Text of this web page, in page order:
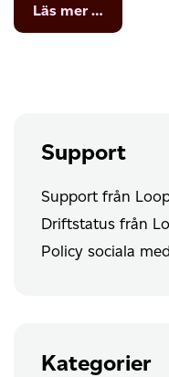
Läs mer …
E-
Support
Support från
Driftstatus från
Policy sociala
Kategorier